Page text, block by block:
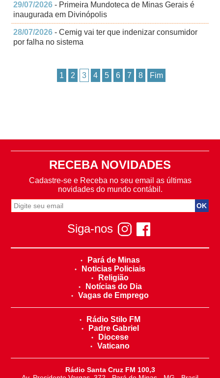
29/07/2026 - Primeira Mundoteca de Minas Gerais é
inaugurada em Divinópolis
28/07/2026 - Cemig vai ter que indenizar consumidor
por falha no sistema
1 2 3 4 5 6 7 8 Fim
RECEBA NOVIDADES
Cadastre-se e Receba no seu email as últimas
novidades do mundo contábil.
Siga-nos
Pará de Minas
Noticias Policiais
Religião
Notícias do Dia
Vagas de Emprego
Rádio Stilo FM
Padre Gabriel
Diocese
Vaticano
Rádio Santa Cruz FM 100,3